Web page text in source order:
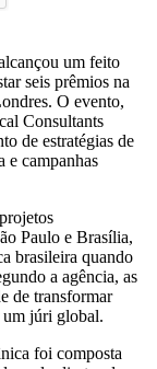
um feito
seis prêmios na
O evento,
Consultants
de estratégias de
e campanhas
Paulo e Brasília,
brasileira quando
a agência, as
de transformar
um júri global.
foi composta